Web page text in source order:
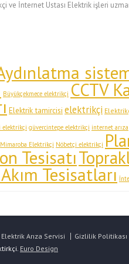
ve İnternet Ustası Elektrik işleri
Büyükçekmece elektrikçi CCTV
Elektrik tamircisi elektrikçi
elektrikçi güvercintepe elektrikçi internet arıza
Mimaroba Elektrikçi Nöbetçi elektrikçi
Tesisatı
Tesisatları
Arıza Servisi Gizlilik Politikası
Euro Design